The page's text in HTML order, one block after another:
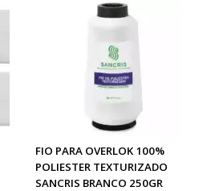
FIO PARA OVERLOK 100%
POLIESTER TEXTURIZADO
SANCRIS BRANCO 250GR